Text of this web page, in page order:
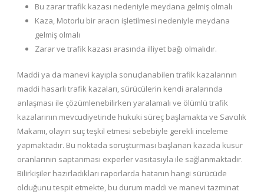
Bu zarar trafik kazası nedeniyle meydana gelmiş olmalı
Kaza, Motorlu bir aracın işletilmesi nedeniyle meydana
gelmiş olmalı
Zarar ve trafik kazası arasında illiyet bağı olmalıdır.
Maddi ya da manevi kayıpla sonuçlanabilen trafik kazalarının
maddi hasarlı trafik kazaları, sürücülerin kendi aralarında
anlaşması ile çözümlenebilirken yaralamalı ve ölümlü trafik
kazalarının mevcudiyetinde hukuki süreç başlamakta ve Savcılık
Makamı, olayın suç teşkil etmesi sebebiyle gerekli inceleme
yapmaktadır. Bu noktada soruşturması başlanan kazada kusur
oranlarının saptanması experler vasıtasıyla ile sağlanmaktadır.
Bilirkişiler hazırladıkları raporlarda hatanın hangi sürücüde
olduğunu tespit etmekte, bu durum maddi ve manevi tazminat